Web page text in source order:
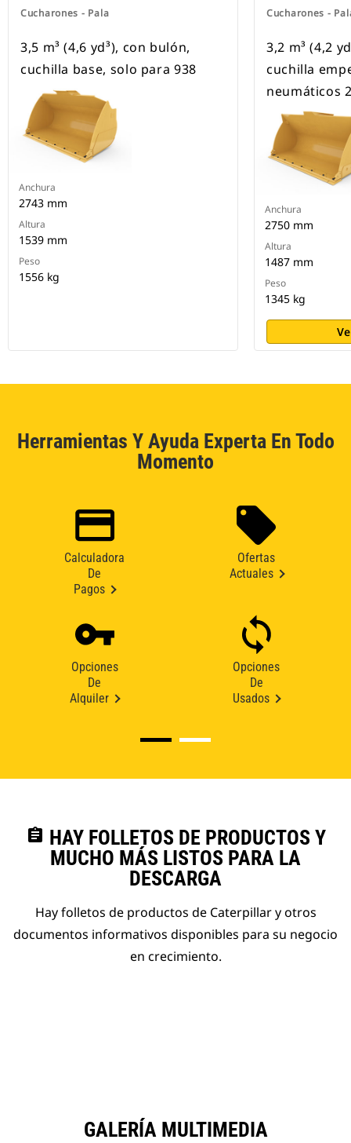
Cucharones - Pala
3,5 m³ (4,6 yd³), con bulón,
cuchilla base, solo para 938
Anchura
2743 mm
Altura
1539 mm
Peso
1556 kg
Cucharones -
3,2 m³ (4,2
cuchilla
neumáticos
Anchura
2750 mm
Altura
1487 mm
Peso
1345 kg
Herramientas Y Ayuda Experta En Todo
Momento
Calculadora
De
Pagos
Ofertas
Actuales
Opciones
De
Alquiler
Opciones
De
Usados
assignment HAY FOLLETOS DE PRODUCTOS Y
MUCHO MÁS LISTOS PARA LA
DESCARGA
Hay folletos de productos de Caterpillar y otros
documentos informativos disponibles para su negocio
en crecimiento.
GALERÍA MULTIMEDIA